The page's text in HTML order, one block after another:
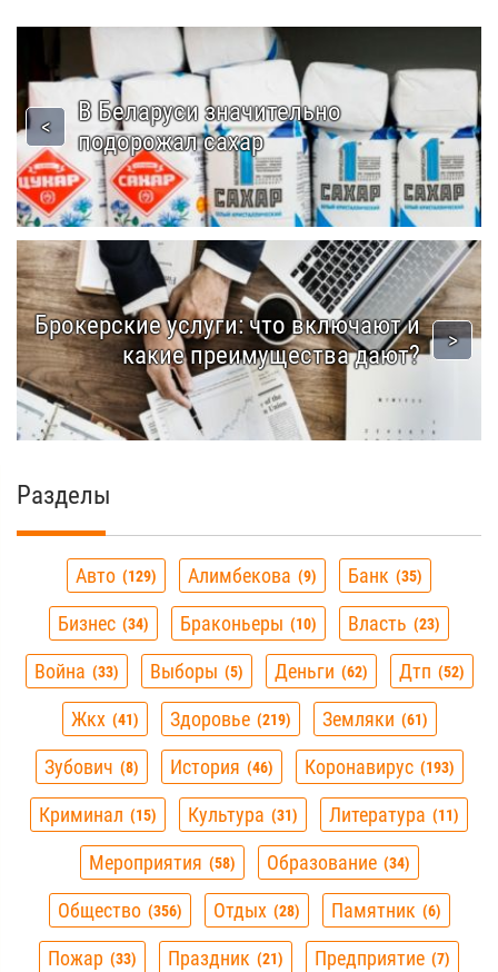
В Беларуси значительно
подорожал сахар
Брокерские услуги: что включают и
какие преимущества дают?
Разделы
Авто 129 Алимбекова 9 Банк 35
Бизнес 34 Браконьеры 10 Власть 23
Война 33 Выборы 5 Деньги 62 Дтп 52
Жкх 41 Здоровье 219 Земляки 61
Зубович 8 История 46 Коронавирус 193
Криминал 15 Культура 31 Литература 11
Мероприятия 58 Образование 34
Общество 356 Отдых 28 Памятник 6
Пожар 33 Праздник 21 Предприятие 7